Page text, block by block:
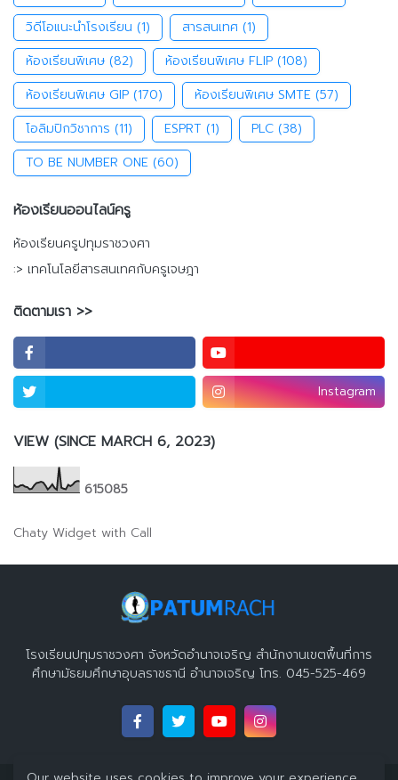
วิดีโอแนะนำโรงเรียน (1) สารสนเทศ (1)
ห้องเรียนพิเศษ (82) ห้องเรียนพิเศษ FLIP (108)
ห้องเรียนพิเศษ GIP (170) ห้องเรียนพิเศษ SMTE (57)
โอลิมปิกวิชาการ (11) ESPRT (1) PLC (38)
TO BE NUMBER ONE (60)
ห้องเรียนออนไลน์ครู
ห้องเรียนครูปทุมราชวงศา
:> เทคโนโลยีสารสนเทศกับครูเจษฎา
ติดตามเรา >>
Instagram
VIEW (SINCE MARCH 6, 2023)
615085
Chaty Widget with Call
โรงเรียนปทุมราชวงศา จังหวัดอำนาจเจริญ สำนักงานเขตพื้นที่การ
ศึกษามัธยมศึกษาอุบลราชธานี อำนาจเจริญ โทร. 045-525-469